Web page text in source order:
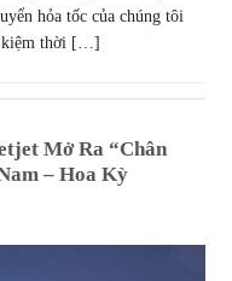
hỏa tốc của chúng tôi
kiệm thời […]
Mở Ra “Chân
– Hoa Kỳ